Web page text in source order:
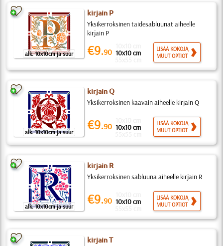
alk. 10x10cm ja suur
kirjain P
Yksikerroksinen taidesabluunat aiheelle
kirjain P
€9.90 10x10 cm
LISÄÄ KOKOJA,
MUUT OPTIOT
alk. 10x10cm ja suur
kirjain Q
Yksikerroksinen kaavain aiheelle kirjain Q
€9.90 10x10 cm
LISÄÄ KOKOJA,
MUUT OPTIOT
alk. 10x10cm ja suur
kirjain R
Yksikerroksinen sabluuna aiheelle kirjain R
€9.90 10x10 cm
LISÄÄ KOKOJA,
MUUT OPTIOT
kirjain T